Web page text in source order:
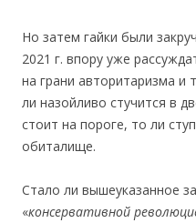
Но затем гайки были
2021 г. впору уже
на грани авторитаризма и
ли назойливо стучится в
стоит на пороге, то ли
обиталище.
Стало ли вышеуказанное
«консервативной